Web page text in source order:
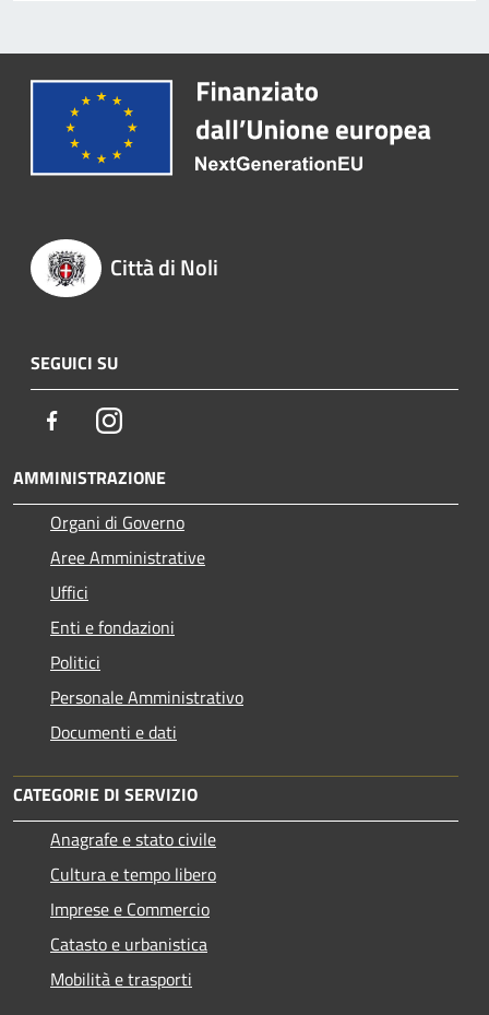
Città di Noli
SEGUICI SU
FacebookInstagram
AMMINISTRAZIONE
Organi di Governo
Aree Amministrative
Uffici
Enti e fondazioni
Politici
Personale Amministrativo
Documenti e dati
CATEGORIE DI SERVIZIO
Anagrafe e stato civile
Cultura e tempo libero
Imprese e Commercio
Catasto e urbanistica
Mobilità e trasporti